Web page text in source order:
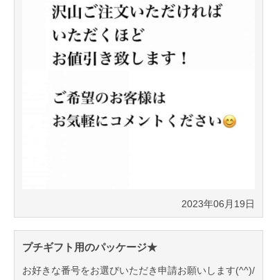
2023年06月19日
プチギフト用のパッケージ★
お好きな番号をお選びいただき申請お願いします(^^)/